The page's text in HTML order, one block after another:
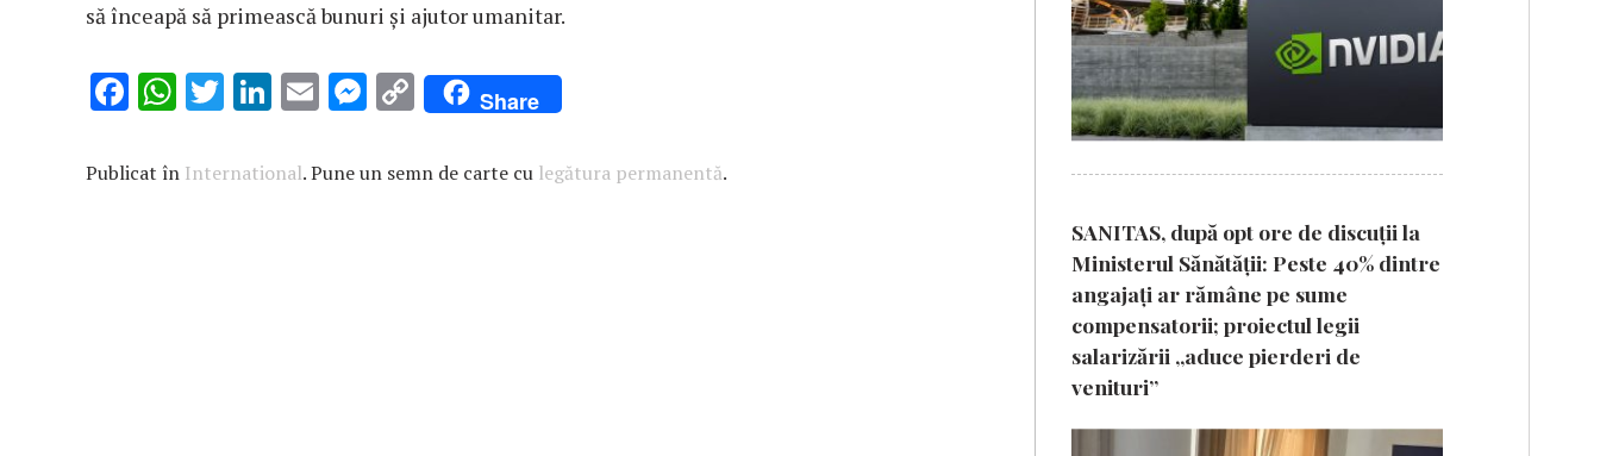
să înceapă să primească bunuri și ajutor umanitar.
F
e
W
at
T
it
Li
k
E
ai
M
se
C
o
p
Share
Publicat în International. Pune un semn de carte cu legătura permanentă.
SANITAS, după opt ore de discuții la
Ministerul Sănătății: Peste 40% dintre
angajați ar rămâne pe sume
compensatorii; proiectul legii
salarizării „aduce pierderi de
venituri”